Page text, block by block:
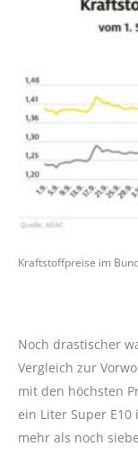
Kraftstoffpreise im
Noch drastischer
Vergleich zur
mit den höchsten
ein Liter Super
mehr als noch